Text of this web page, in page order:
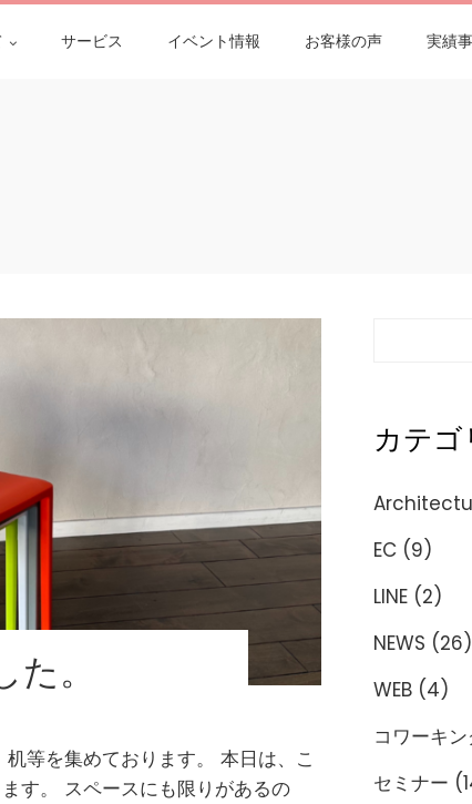
サービス イベント情報 お客様の声 実績
。
等を集めております。 本日は、こ
す。 スペースにも限りがあるの
カテゴ
EC (9)
LINE (2)
NEWS (26)
WEB (4)
コワーキ
セミナー